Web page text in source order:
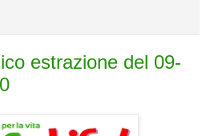
estrazione del 09-